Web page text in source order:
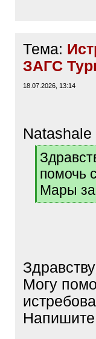
Тема:
ЗАГС
18.07.2026, 13:14
Natashale
[
q
помочь
Мары за
[
Могу
Напишите